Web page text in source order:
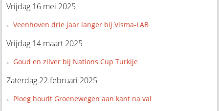
Vrijdag 16 mei 2025
Veenhoven drie jaar langer bij Visma-LAB
Vrijdag 14 maart 2025
Goud en zilver bij Nations Cup Turkije
Zaterdag 22 februari 2025
Ploeg houdt Groenewegen aan kant na val